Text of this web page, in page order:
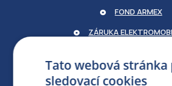
FOND ARMEX
ZÁRUKA
PRO MÉDIA
Tato webová stránka
sledovací cookies